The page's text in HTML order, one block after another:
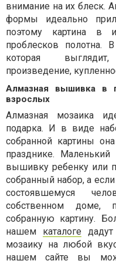
внимание на их блеск.
формы идеально
поэтому картина в
проблесков полотна.
которая
произведение,
Алмазная вышивка в
взрослых
Алмазная мозаика
подарка. И в виде
собранной картины
празднике.
вышивку ребенку или
собранный набор, а
состоявшемуся
собственном доме,
собранную картину.
нашем каталоге
мозаику на любой
нашем сайте вы